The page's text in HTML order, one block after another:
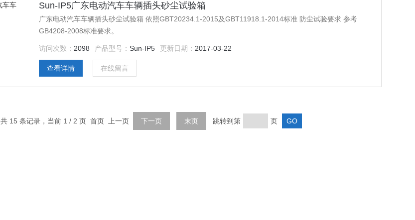
Sun-IP5广东电动汽车车辆插头砂尘试验箱
广东电动汽车车辆插头砂尘试验箱 依照GBT20234.1-2015及GBT11918.1-2014标准 防尘试验要求 参考
GB4208-2008标准要求。
访问次数： 2098 产品型号：Sun-IP5 更新日期： 2017-03-22
查看详情 在线留言
共 15 条记录，当前 1 / 2 页 首页 上一页 下一页 末页 跳转到第 页